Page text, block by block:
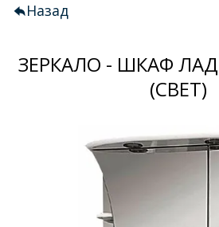
Назад
ЗЕРКАЛО - ШКАФ
(СВЕТ)